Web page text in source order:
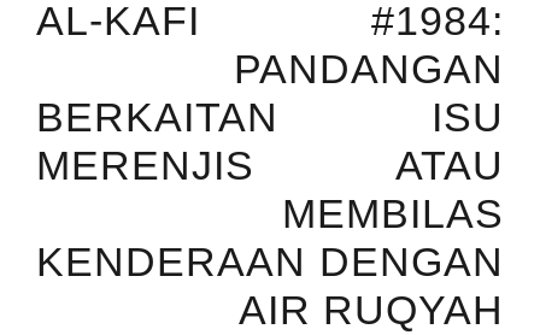
AL-KAFI #1984:
PANDANGAN
BERKAITAN ISU
MERENJIS ATAU
MEMBILAS
KENDERAAN DENGAN
AIR RUQYAH